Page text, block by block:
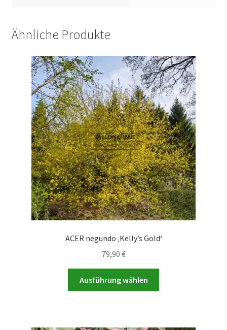
Ähnliche Produkte
ACER negundo ‚Kelly’s Gold‘
79,90 €
Ausführung wählen